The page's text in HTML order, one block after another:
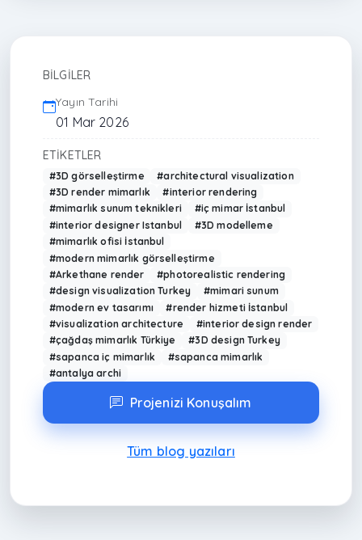
BILGILER
Yayın Tarihi
01 Mar 2026
ETIKETLER
#3D görselleştirme
#architectural visualization
#3D render mimarlık
#interior rendering
#mimarlık sunum teknikleri
#iç mimar İstanbul
#interior designer Istanbul
#3D modelleme
#mimarlık ofisi İstanbul
#modern mimarlık görselleştirme
#Arkethane render
#photorealistic rendering
#design visualization Turkey
#mimari sunum
#modern ev tasarımı
#render hizmeti İstanbul
#visualization architecture
#interior design render
#çağdaş mimarlık Türkiye
#3D design Turkey
#sapanca iç mimarlık
#sapanca mimarlık
#antalya archi
Projenizi Konuşalım
Tüm blog yazıları